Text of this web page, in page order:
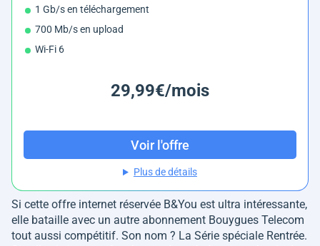
1 Gb/s en téléchargement
700 Mb/s en upload
Wi-Fi 6
29,99€/mois
Voir l'offre
Plus de détails
Si cette offre internet réservée B&You est ultra intéressante,
elle bataille avec un autre abonnement Bouygues Telecom
tout aussi compétitif. Son nom ? La Série spéciale Rentrée.